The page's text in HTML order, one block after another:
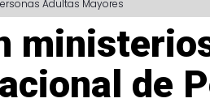
Adultas Mayores
de